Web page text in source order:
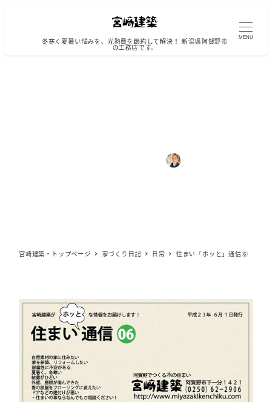
冬寒く夏暑い悩みを、光熱費を節約して解決！ 新潟県阿賀野市
の工務店です。
MENU
著
宮崎建築・トップページ 家づくり日記 日常 住まい「ホッと」通信⑥